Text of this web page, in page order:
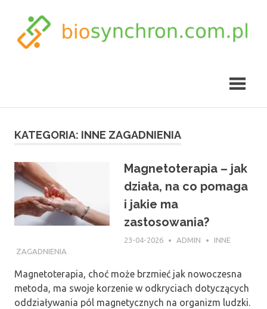
content
KATEGORIA: INNE ZAGADNIENIA
Magnetoterapia – jak
działa, na co pomaga
i jakie ma
zastosowania?
23-04-2026 ADMIN
INNE
ZAGADNIENIA
Magnetoterapia, choć może brzmieć jak nowoczesna
metoda, ma swoje korzenie w odkryciach dotyczących
oddziaływania pól magnetycznych na organizm ludzki.